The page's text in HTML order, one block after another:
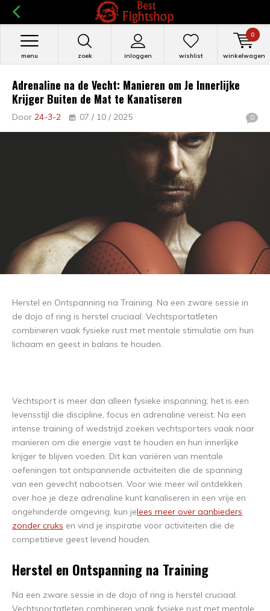
zoek inloggen
menu wishlist winkelwagen
0
Adrenaline na de Vecht: Manieren om Je Innerlijke
Krijger Buiten de Mat te Kanatiseren
Door 24-3-2 07 / 10 / 2025 0
Herstel en Ontspanning na Training. Na een zware sessie in
de dojo of ring is herstel cruciaal. Vechtsportatleten
combineren vaak fysieke rust met mentale stimulatie om hun
lichaam en geest in balans te houden.
Vechtsport is meer dan alleen fysieke inspanning; het is een
levensstijl die discipline, focus en adrenaline vereist. Na een
intense training of wedstrijd zoeken vechtsporters vaak naar
manieren om die energie vast te houden en hun innerlijke
krijger te blijven voeden. Dit kan variëren van mentale
oefeningen tot ontspannende activiteiten die de spanning
van een gevecht nabootsen. Voor wie meer wil ontdekken
over hoe je deze adrenaline kunt kanaliseren in een vrije en
ongehinderde omgeving, kun jelees meer over aanbieders
zonder cruks en vind je inspiratie voor activiteiten die de
competitieve geest levend houden.
Herstel en Ontspanning na Training
Na een zware sessie in de dojo of ring is herstel cruciaal.
Vechtsportatleten combineren vaak fysieke rust met mentale